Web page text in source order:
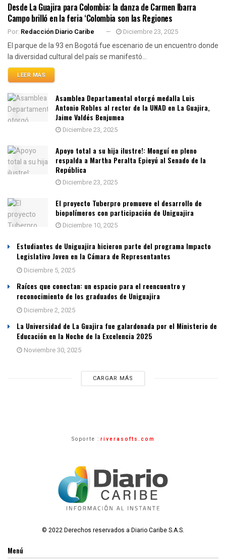
Desde La Guajira para Colombia: la danza de Carmen Ibarra
Campo brilló en la feria ‘Colombia son las Regiones
Por: Redacción Diario Caribe Diciembre 23, 2025
El parque de la 93 en Bogotá fue escenario de un encuentro donde
la diversidad cultural del país se manifestó...
LEER MÁS
Asamblea Departamental otorgó medalla Luis
Antonio Robles al rector de la UNAD en La Guajira,
Jaime Valdés Benjumea
Diciembre 23, 2025
Apoyo total a su hija ilustre!: Monguí en pleno
respalda a Martha Peralta Epieyú al Senado de la
República
Diciembre 23, 2025
El proyecto Tuberpro promueve el desarrollo de
biopolímeros con participación de Uniguajira
Diciembre 10, 2025
Estudiantes de Uniguajira hicieron parte del programa Impacto
Legislativo Joven en la Cámara de Representantes
Diciembre 5, 2025
Raíces que conectan: un espacio para el reencuentro y
reconocimiento de los graduados de Uniguajira
Diciembre 2, 2025
La Universidad de La Guajira fue galardonada por el Ministerio de
Educación en la Noche de la Excelencia 2025
Noviembre 30, 2025
CARGAR MÁS
Soporte : riverasofts.com
© 2022 Derechos reservados a Diario Caribe S.A.S.
Menú